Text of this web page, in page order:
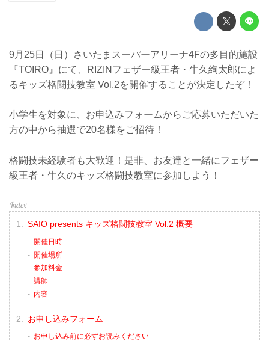
9月25日（日）さいたまスーパーアリーナ4Fの多目的施設
『TOIRO』にて、RIZINフェザー級王者・牛久絢太郎によ
るキッズ格闘技教室 Vol.2を開催することが決定したぞ！
小学生を対象に、お申込みフォームからご応募いただいた
方の中から抽選で20名様をご招待！
格闘技未経験者も大歓迎！是非、お友達と一緒にフェザー
級王者・牛久のキッズ格闘技教室に参加しよう！
SAIO presents キッズ格闘技教室 Vol.2 概要
開催日時
開催場所
参加料金
講師
内容
お申し込みフォーム
お申し込み前に必ずお読みください